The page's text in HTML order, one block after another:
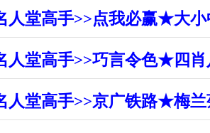
人堂高手>>点我必赢★大
人堂高手>>巧言令色★四
人堂高手>>京广铁路★梅